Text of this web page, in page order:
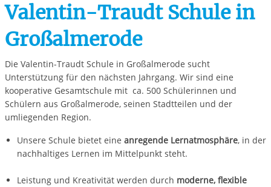
Valentin-Traudt Schule in
Großalmerode
Die Valentin-Traudt Schule in Großalmerode sucht
Unterstützung für den nächsten Jahrgang. Wir sind eine
kooperative Gesamtschule mit ca. 500 Schülerinnen und
Schülern aus Großalmerode, seinen Stadtteilen und der
umliegenden Region.
Unsere Schule bietet eine anregende Lernatmosphäre, in der
nachhaltiges Lernen im Mittelpunkt steht.
Leistung und Kreativität werden durch moderne, flexible